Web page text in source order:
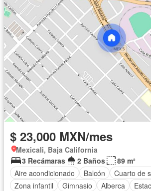
$ 23,000 MXN/mes
Mexicali, Baja California
3 Recámaras
2 Baños
89 m²
Aire acondicionado
Balcón
Cuarto de
Zona infantil
Gimnasio Alberca